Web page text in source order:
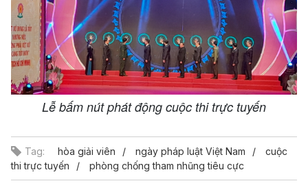
Lễ bấm nút phát động cuộc thi trực tuyến
Tag: hòa giải viên ngày pháp luật Việt Nam
cuộc
thi trực tuyến
phòng chống tham nhũng tiêu cực